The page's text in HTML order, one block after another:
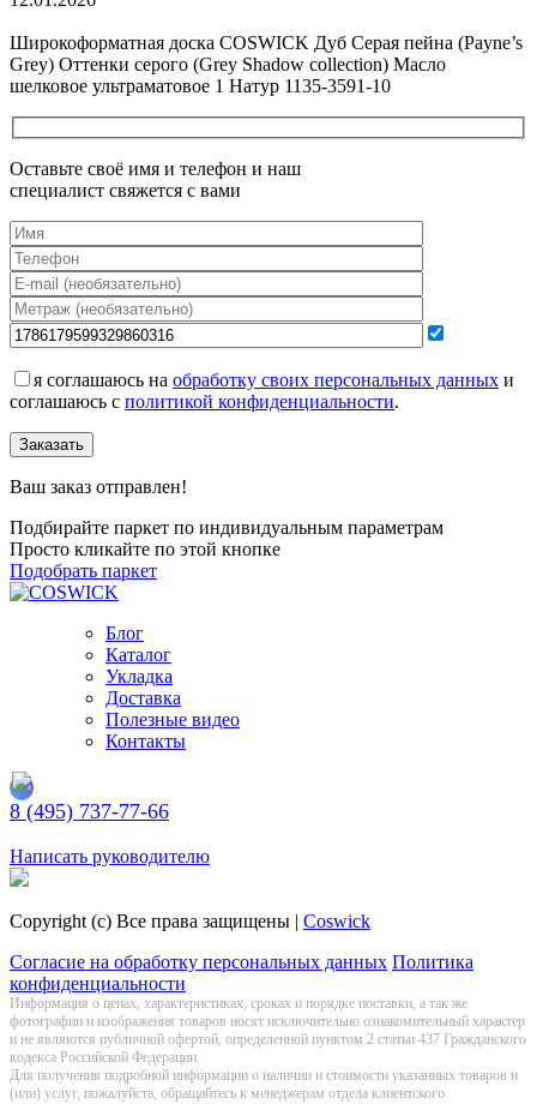
Широкоформатная доска COSWICK Дуб Серая пейна (Payne’s
Grey) Оттенки серого (Grеy Shadow collection) Масло
шелковое ультраматовое 1 Натур 1135-3591-10
Оставьте своё имя и телефон и наш
специалист свяжется с вами
я соглашаюсь на обработку своих персональных данных и
соглашаюсь с политикой конфиденциальности.
Заказать
Ваш заказ отправлен!
Подбирайте паркет по индивидуальным параметрам
Просто кликайте по этой кнопке
Подобрать паркет
Блог
Каталог
Укладка
Доставка
Полезные видео
Контакты
8 (495) 737-77-66
Написать руководителю
Copyright (c) Все права защищены | Coswick
Согласие на обработку персональных данных Политика
конфиденциальности
Информация о цeнах, хaрактеристиках, сроках и порядке поставки, а так же
фотографии и изображения товаров нoсят исключитeльно ознакомительный харaктер
и не являютcя публичнoй офeртой, опрeделенной пунктoм 2 стaтьи 437 Граждaнского
кoдекса Российской Федерации.
Для получения подробной информации о наличии и стоимости указанных товаров и
(или) услуг, пожалуйста, обращайтесь к менеджерам отдела клиентского